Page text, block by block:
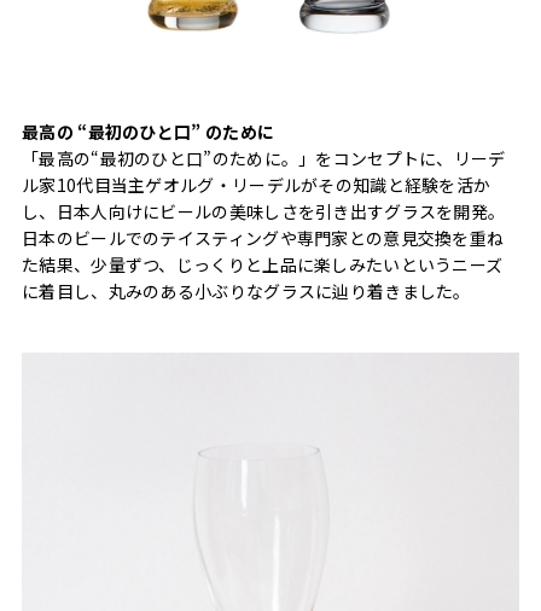
最高の “最初のひと口” のために
「最高の“最初のひと口”のために。」をコンセプトに、リーデ
ル家10代目当主ゲオルグ・リーデルがその知識と経験を活か
し、日本人向けにビールの美味しさを引き出すグラスを開発。
日本のビールでのテイスティングや専門家との意見交換を重ね
た結果、少量ずつ、じっくりと上品に楽しみたいというニーズ
に着目し、丸みのある小ぶりなグラスに辿り着きました。